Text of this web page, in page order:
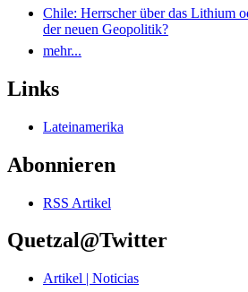
Chile: Herrscher über das Lithium
der neuen Geopolitik?
mehr...
Links
Lateinamerika
Abonnieren
RSS Artikel
Quetzal@Twitter
Artikel | Noticias